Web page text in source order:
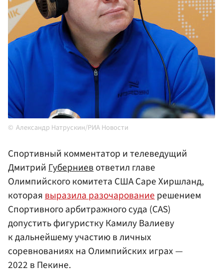
Александр Натрускин/РИА Новости
Спортивный комментатор и телеведущий
ДмитрийГуберниевответил главе
Олимпийского комитета США Саре Хиршланд,
котораявыразила разочарованиерешением
Спортивного арбитражного суда (CAS)
допустить фигуристку Камилу Валиеву
к дальнейшему участию в личных
соревнованиях на Олимпийских играх —
2022 в Пекине.